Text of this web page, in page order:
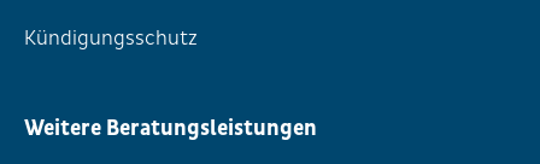
Kündigungsschutz
Weitere Beratungsleistungen